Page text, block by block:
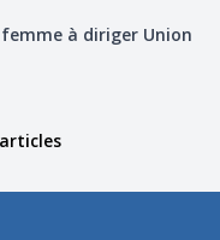
à diriger Union